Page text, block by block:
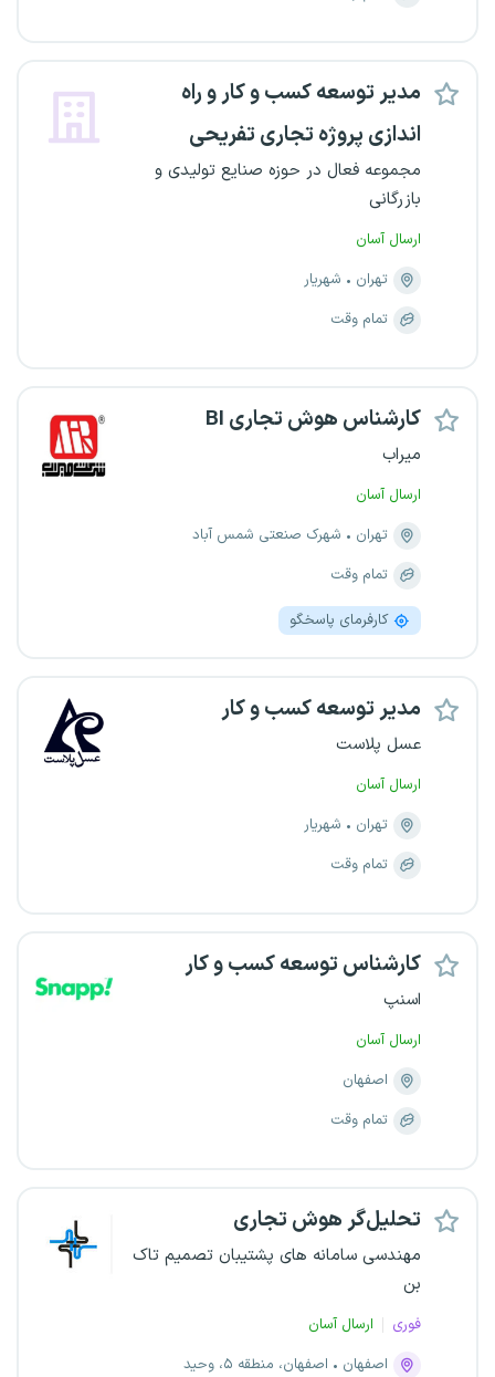
مدیر توسعه کسب و کار و راه
اندازی پروژه تجاری تفریحی
مجموعه فعال در حوزه صنایع تولیدی و
بازرگانی
ارسال آسان
تهران
شهریار
تمام وقت
کارشناس هوش تجاری BI
میراب
ارسال آسان
تهران
شهرک صنعتی شمس آباد
تمام وقت
کارفرمای پاسخگو
مدیر توسعه کسب و کار
عسل پلاست
ارسال آسان
تهران
شهریار
تمام وقت
کارشناس توسعه کسب و کار
اسنپ
ارسال آسان
اصفهان
تمام وقت
تحلیل‌گر هوش تجاری
مهندسی سامانه های پشتیبان تصمیم تاک
بن
فوری
ارسال آسان
اصفهان
اصفهان، منطقه ۵، وحید